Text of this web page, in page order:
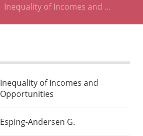
Inequality of Incomes and …
Inequality of Incomes and
Opportunities
Esping-Andersen G.